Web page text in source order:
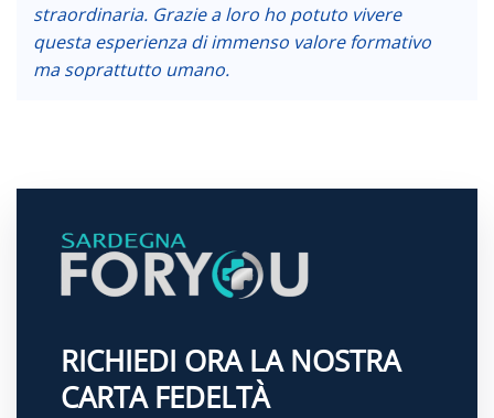
straordinaria. Grazie a loro ho potuto vivere
questa esperienza di immenso valore formativo
ma soprattutto umano.
RICHIEDI ORA LA NOSTRA
CARTA FEDELTÀ